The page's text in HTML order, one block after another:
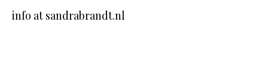
info at sandrabrandt.nl